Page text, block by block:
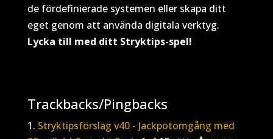
de fördefinierade systemen eller skapa ditt
eget genom att använda digitala verktyg.
Lycka till med ditt Stryktips-spel!
Trackbacks/Pingbacks
Stryktipsförslag v40 - Jackpotomgång med